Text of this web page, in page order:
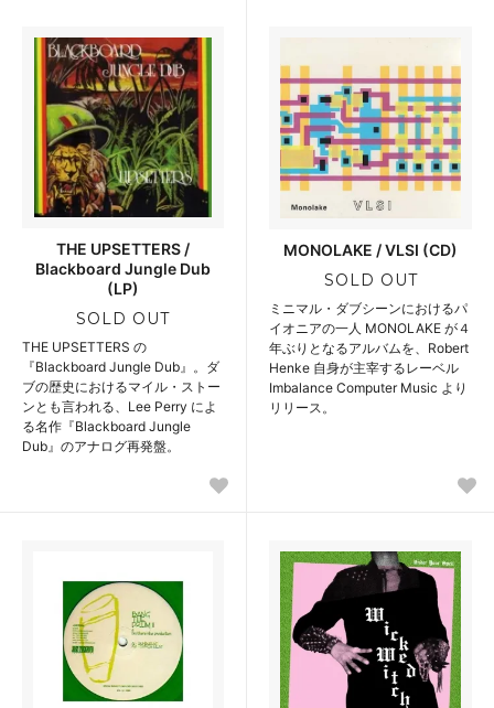
THE UPSETTERS /
Blackboard Jungle Dub
(LP)
SOLD OUT
THE UPSETTERS の
『Blackboard Jungle Dub』。ダ
ブの歴史におけるマイル・ストー
ンとも言われる、Lee Perry によ
る名作『Blackboard Jungle
Dub』のアナログ再発盤。
MONOLAKE / VLSI (CD)
SOLD OUT
ミニマル・ダブシーンにおけるパ
イオニアの一人 MONOLAKE が４
年ぶりとなるアルバムを、Robert
Henke 自身が主宰するレーベル
Imbalance Computer Music より
リリース。